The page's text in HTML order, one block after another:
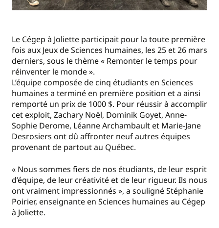
Le Cégep à Joliette participait pour la toute première
fois aux Jeux de Sciences humaines, les 25 et 26 mars
derniers, sous le thème « Remonter le temps pour
réinventer le monde ».
L’équipe composée de cinq étudiants en Sciences
humaines a terminé en première position et a ainsi
remporté un prix de 1000 $. Pour réussir à accomplir
cet exploit, Zachary Noël, Dominik Goyet, Anne-
Sophie Derome, Léanne Archambault et Marie-Jane
Desrosiers ont dû affronter neuf autres équipes
provenant de partout au Québec.
« Nous sommes fiers de nos étudiants, de leur esprit
d’équipe, de leur créativité et de leur rigueur. Ils nous
ont vraiment impressionnés », a souligné Stéphanie
Poirier, enseignante en Sciences humaines au Cégep
à Joliette.